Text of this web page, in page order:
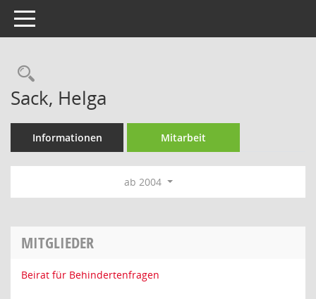
Toggle navigation
Rechercheauswahl
Sack, Helga
Informationen Mitarbeit
ab 2004
MITGLIEDER
Beirat für Behindertenfragen